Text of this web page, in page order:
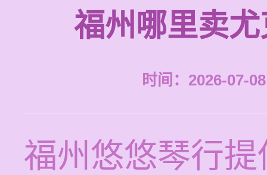
福州哪里卖
时间：2026-07-
福州悠悠琴行